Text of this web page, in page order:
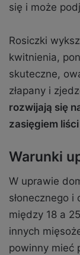
się i może
Rosiczki
kwitnienia,
skuteczne,
złapany i
rozwijają się
zasięgiem
Warunki
W uprawie
słonecznego
między 18 a 25
innych
powinny mieć